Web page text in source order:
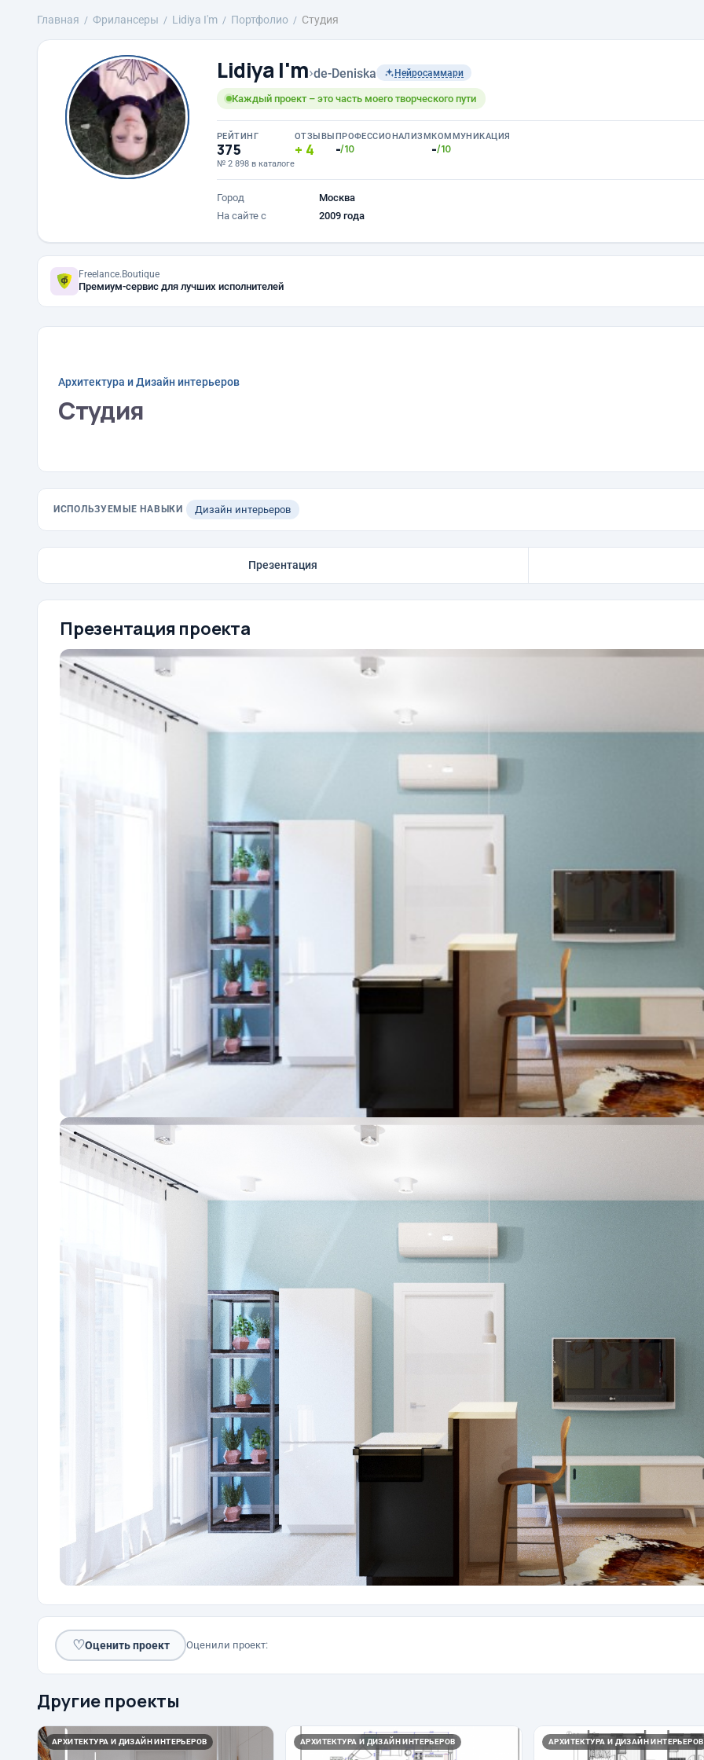
Главная Фрилансеры Lidiya I'm Портфолио Студия
Lidiya I'm›de-Deniska Нейросаммари
Каждый проект – это часть моего творческого пути
РЕЙТИНГ
375
№ 2 898 в каталоге
ОТЗЫВЫ
4
ПРОФЕССИОНАЛИЗМ
-/10
КОММУНИКАЦИЯ
-/10
Город
Москва
На сайте с
2009 года
Freelance.Boutique
Премиум-сервис для лучших исполнителей
Архитектура и Дизайн интерьеров
Студия
ИСПОЛЬЗУЕМЫЕ НАВЫКИ Дизайн интерьеров
Презентация
Презентация проекта
♡Оценить проект Оценили проект:
Другие проекты
АРХИТЕКТУРА И ДИЗАЙН ИНТЕРЬЕРОВ АРХИТЕКТУРА И ДИЗАЙН ИНТЕРЬЕРОВ АРХИТЕКТУРА И ДИЗАЙН ИНТЕРЬЕРОВ